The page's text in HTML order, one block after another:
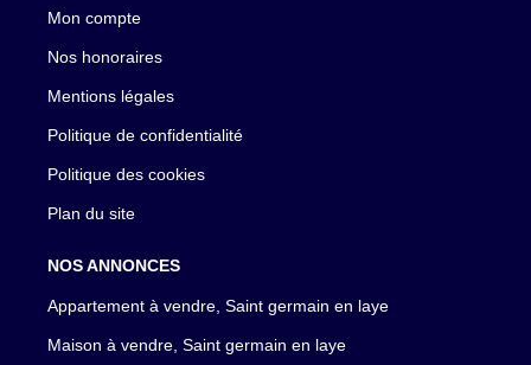
Mon compte
Nos honoraires
Mentions légales
Politique de confidentialité
Politique des cookies
Plan du site
NOS ANNONCES
Appartement à vendre, Saint germain en laye
Maison à vendre, Saint germain en laye